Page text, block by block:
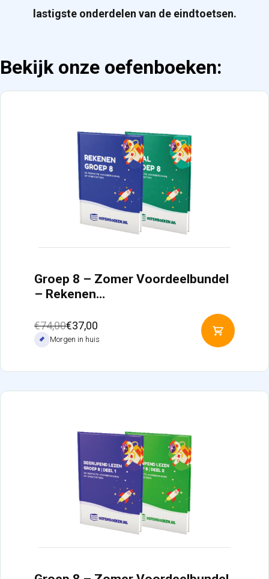
lastigste onderdelen van de eindtoetsen.
Bekijk onze oefenboeken:
Groep 8 – Zomer Voordeelbundel
– Rekenen…
€74,00
Oorspronkelijke
prijs
€37,00
Huidige
prijsMorgen in huis
aan